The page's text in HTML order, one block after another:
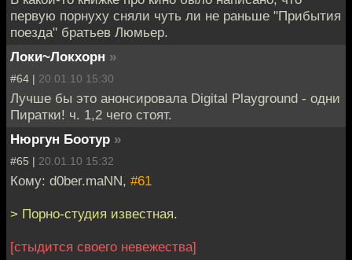
первую порнуху сняли чуть ли не раньше "Прибытия
поезда" братьев Люмьер.
Локи~Локхорн »
#64 | 20.01.10 15:30
Лучше бы это анонсировала Digital Playground - одни
Пиратки! ч. 1,2 чего стоят.
Нюргун Боотур »
#65 | 20.01.10 15:32
Кому: d0ber.maNN, #61
> Порно-студия известная.
[стыдится своего невежества]